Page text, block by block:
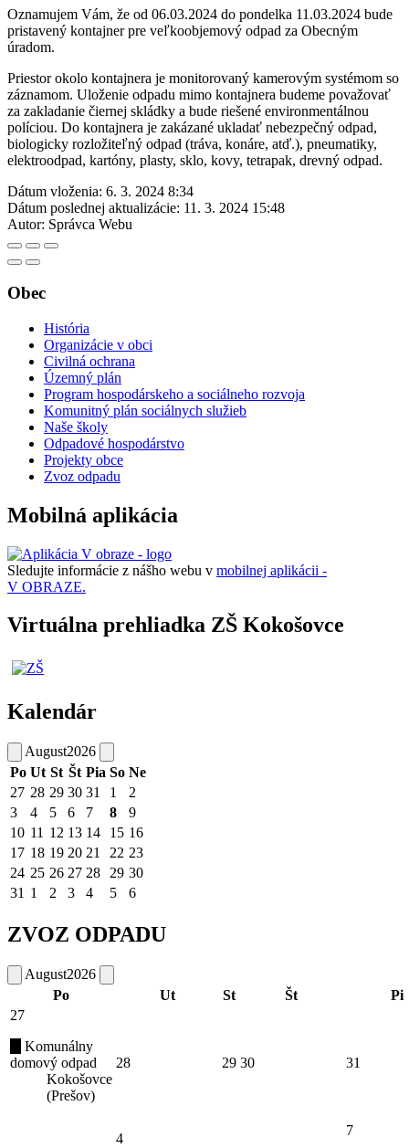
Oznamujem Vám, že od 06.03.2024 do pondelka 11.03.2024 bude
pristavený kontajner pre veľkoobjemový odpad za Obecným
úradom.
Priestor okolo kontajnera je monitorovaný kamerovým systémom so
záznamom. Uloženie odpadu mimo kontajnera budeme považovať
za zakladanie čiernej skládky a bude riešené environmentálnou
políciou. Do kontajnera je zakázané ukladať nebezpečný odpad,
biologicky rozložiteľný odpad (tráva, konáre, atď.), pneumatiky,
elektroodpad, kartóny, plasty, sklo, kovy, tetrapak, drevný odpad.
Dátum vloženia: 6. 3. 2024 8:34
Dátum poslednej aktualizácie: 11. 3. 2024 15:48
Autor: Správca Webu
Obec
História
Organizácie v obci
Civilná ochrana
Územný plán
Program hospodárskeho a sociálneho rozvoja
Komunitný plán sociálnych služieb
Naše školy
Odpadové hospodárstvo
Projekty obce
Zvoz odpadu
Mobilná aplikácia
Sledujte informácie z nášho webu v mobilnej aplikácii -
V OBRAZE.
Virtuálna prehliadka ZŠ Kokošovce
Kalendár
August2026
Po Ut St Št Pia So Ne
27 28 29 30 31 1
2
3
4 5 6 7 8
9
10 11 12 13 14 15 16
17 18 19 20 21 22 23
24 25 26 27 28 29 30
31 1 2 3 4 5 6
ZVOZ ODPADU
August2026
Po
Ut St Št
Pi
27
Komunálny
domový odpad
Kokošovce
(Prešov)
28 29 30 31
4
7